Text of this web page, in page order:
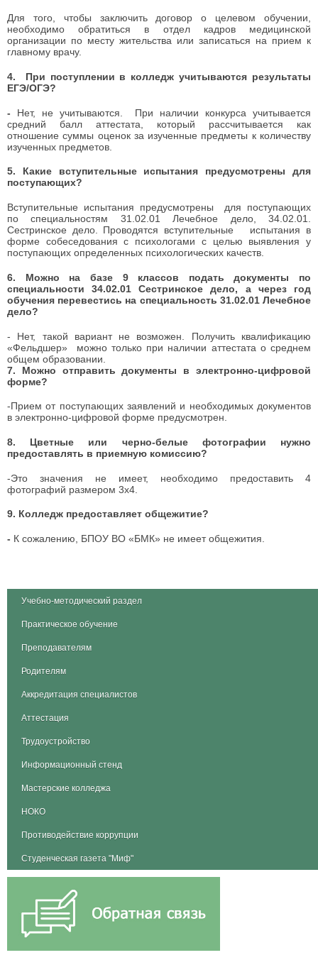
Для того, чтобы заключить договор о целевом обучении,
необходимо обратиться в отдел кадров медицинской
организации по месту жительства или записаться на прием к
главному врачу.
4. При поступлении в колледж учитываются результаты
ЕГЭ/ОГЭ?
- Нет, не учитываются. При наличии конкурса учитывается
средний балл аттестата, который рассчитывается как
отношение суммы оценок за изученные предметы к количеству
изученных предметов.
5. Какие вступительные испытания предусмотрены для
поступающих?
Вступительные испытания предусмотрены для поступающих
по специальностям 31.02.01 Лечебное дело, 34.02.01.
Сестринское дело. Проводятся вступительные испытания в
форме собеседования с психологами с целью выявления у
поступающих определенных психологических качеств.
6.
Можно на базе 9 классов подать документы по
специальности 34.02.01 Сестринское дело, а через год
обучения перевестись на специальность 31.02.01 Лечебное
дело?
- Нет, такой вариант не возможен. Получить квалификацию
«Фельдшер» можно только при наличии аттестата о среднем
общем образовании.
7. Можно отправить документы в электронно-цифровой
форме?
-Прием от поступающих заявлений и необходимых документов
в электронно-цифровой форме предусмотрен.
8. Цветные или черно-белые фотографии нужно
предоставлять в приемную комиссию?
-Это значения не имеет, необходимо предоставить 4
фотографий размером 3х4.
9. Колледж предоставляет общежитие?
- К сожалению, БПОУ ВО «БМК» не имеет общежития.
Учебно-методический раздел
Практическое обучение
Преподавателям
Родителям
Аккредитация специалистов
Аттестация
Трудоустройство
Информационный стенд
Мастерские колледжа
НОКО
Противодействие коррупции
Студенческая газета "Миф"